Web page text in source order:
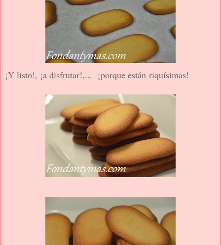
¡Y listo!, ¡a disfrutar!,... ¡porque están riquísimas!